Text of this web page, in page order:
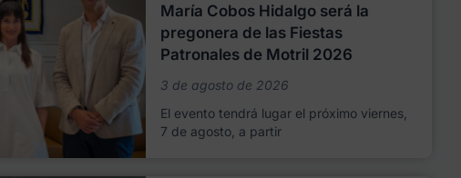
María Cobos Hidalgo será la
pregonera de las Fiestas
Patronales de Motril 2026
3 de agosto de 2026
El evento tendrá lugar el próximo viernes,
7 de agosto, a partir